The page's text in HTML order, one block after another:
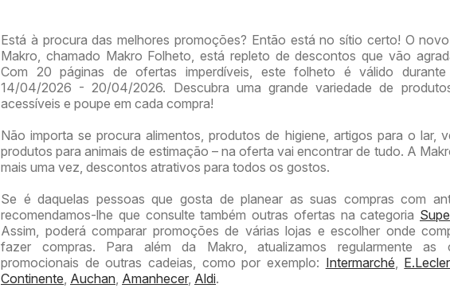
Está à procura das melhores promoções? Então está no sítio certo! O
Makro, chamado Makro Folheto, está repleto de descontos que vão
Com 20 páginas de ofertas imperdíveis, este folheto é válido
14/04/2026 - 20/04/2026. Descubra uma grande variedade de
acessíveis e poupe em cada compra!
Não importa se procura alimentos, produtos de higiene, artigos para o lar,
produtos para animais de estimação – na oferta vai encontrar de tudo. A
mais uma vez, descontos atrativos para todos os gostos.
Se é daquelas pessoas que gosta de planear as suas compras com
recomendamos-lhe que consulte também outras ofertas na categoria
Assim, poderá comparar promoções de várias lojas e escolher onde
fazer compras. Para além da Makro, atualizamos regularmente as
promocionais de outras cadeias, como por exemplo: Intermarché,
Continente, Auchan, Amanhecer, Aldi.